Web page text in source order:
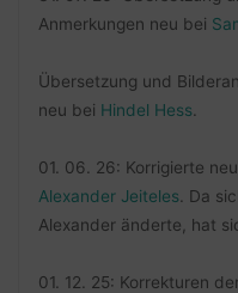
Anmerkungen neu bei
Übersetzung und
neu bei Hindel Hess
01. 06. 26: Korrigierte
Alexander Jeiteles . Da
Alexander änderte, hat
01. 12. 25: Korrekturen